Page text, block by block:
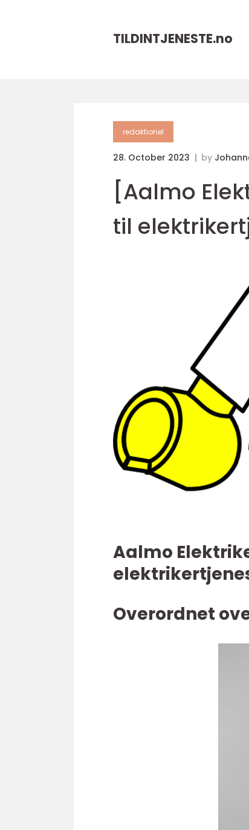
TILDINTJENESTE.no
redaktionel
28. October 2023 by
[Aalmo
til
Aalmo
Overordnet